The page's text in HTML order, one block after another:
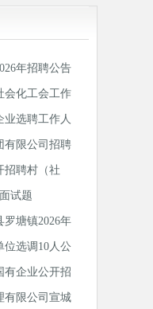
年招聘公告
会化工会工作
业选聘工作人
有限公司招聘
招聘村（社
试题
罗塘镇2026年
位选调10人公
有企业公开招
有限公司宣城